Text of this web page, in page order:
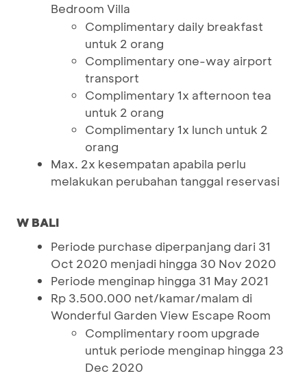
Bedroom Villa
Complimentary daily breakfast
untuk 2 orang
Complimentary one-way airport
transport
Complimentary 1x afternoon tea
untuk 2 orang
Complimentary 1x lunch untuk 2
orang
Max. 2x kesempatan apabila perlu
melakukan perubahan tanggal reservasi
W BALI
Periode purchase diperpanjang dari 31
Oct 2020 menjadi hingga 30 Nov 2020
Periode menginap hingga 31 May 2021
Rp 3.500.000 net/kamar/malam di
Wonderful Garden View Escape Room
Complimentary room upgrade
untuk periode menginap hingga 23
Dec 2020